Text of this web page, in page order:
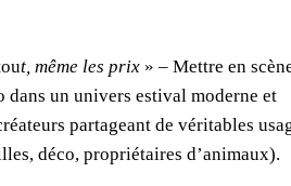
t, même les prix » – Mettre en
dans un univers estival moderne et
partageant de véritables
déco, propriétaires d’animaux).